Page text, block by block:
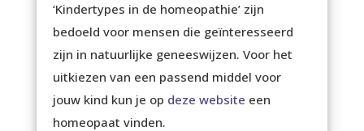
‘Kindertypes in de homeopathie’ zijn
bedoeld voor mensen die geïnteresseerd
zijn in natuurlijke geneeswijzen. Voor het
uitkiezen van een passend middel voor
jouw kind kun je op deze website een
homeopaat vinden.